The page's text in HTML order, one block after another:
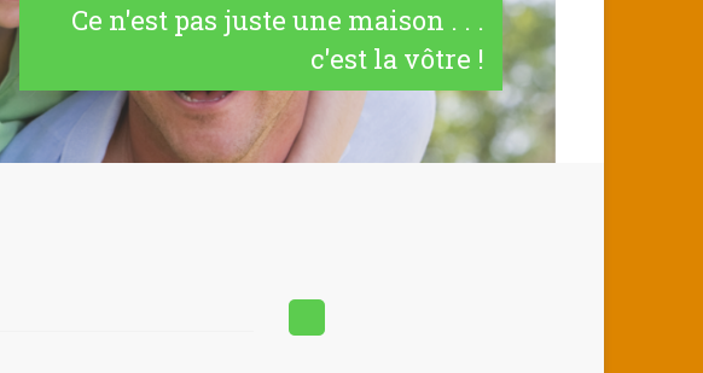
Ce n'est pas juste une maison . . .
c'est la vôtre !